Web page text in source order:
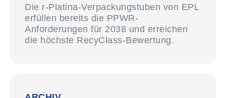
Die r-Platina-Verpackungstuben von EPL
erfüllen bereits die PPWR-
Anforderungen für 2038 und erreichen
die höchste RecyClass-Bewertung.